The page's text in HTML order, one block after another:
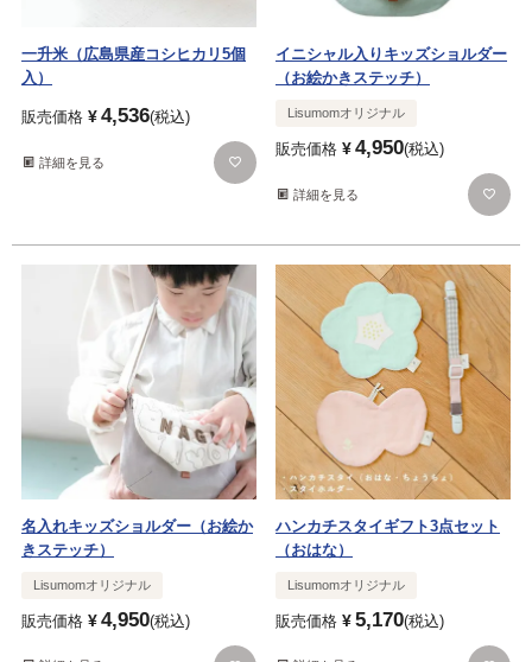
一升米（広島県産コシヒカリ5個
入）
販売価格 ¥4,536 税込
詳細を見る
イニシャル入りキッズショルダー
（お絵かきステッチ）
Lisumomオリジナル
販売価格 ¥4,950 税込
詳細を見る
名入れキッズショルダー（お絵か
きステッチ）
Lisumomオリジナル
販売価格 ¥4,950 税込
ハンカチスタイギフト3点セット
（おはな）
Lisumomオリジナル
販売価格 ¥5,170 税込